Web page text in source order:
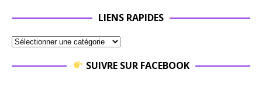
LIENS RAPIDES
SUIVRE SUR FACEBOOK